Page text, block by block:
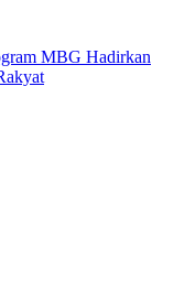
MBG Hadirkan